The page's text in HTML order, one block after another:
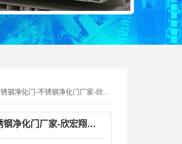
钢净化门-不锈钢净化门厂家-欣宏翔厂家批发
不锈钢净化门-不锈钢净化门厂家-欣宏翔厂家批发